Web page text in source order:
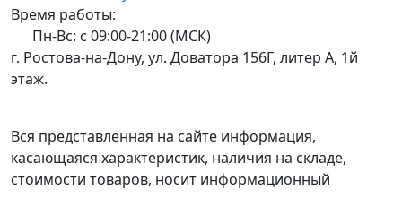
Вся представленная на сайте информация,
касающаяся характеристик, наличия на складе,
стоимости товаров, носит информационный
Время работы:
Пн-Вс: с 09:00-21:00 (МСК)
г. Ростова-на-Дону, ул. Доватора 156Г, литер А, 1й
этаж.